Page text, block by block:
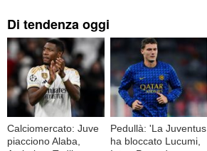
Di tendenza oggi
Calciomercato: Juve
piacciono Alaba,
Pedullà: 'La Juventus
ha bloccato Lucumi,